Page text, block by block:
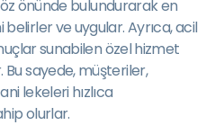
önünde bulundurarak en
ve uygular. Ayrıca, acil
sunabilen özel hizmet
sayede, müşteriler,
lekeleri hızlıca
olurlar.